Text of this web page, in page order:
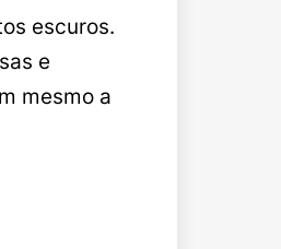
escuros.
e
mesmo a